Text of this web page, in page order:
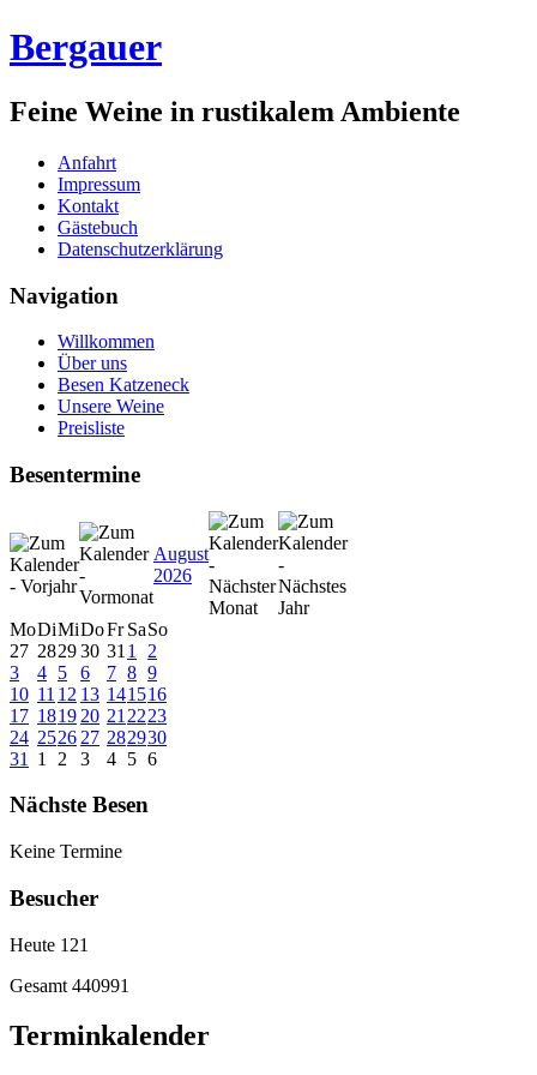
Bergauer
Feine Weine in rustikalem Ambiente
Anfahrt
Impressum
Kontakt
Gästebuch
Datenschutzerklärung
Navigation
Willkommen
Über uns
Besen Katzeneck
Unsere Weine
Preisliste
Besentermine
August
2026
MoDiMiDoFr SaSo
27 282930 31 1
2
3
4 5 6 7 8 9
10 11 12 13 141516
17 1819 20 21 2223
24 2526 27 282930
31
1 2 3 4 5 6
Nächste Besen
Keine Termine
Besucher
Heute 121
Gesamt 440991
Terminkalender